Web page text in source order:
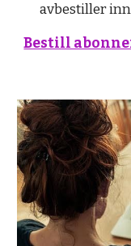
avbestiller
Bestill